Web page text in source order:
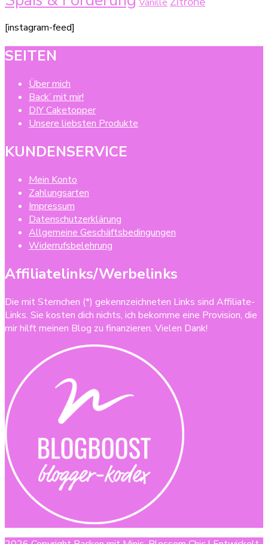
[instagram-feed]
SEITEN
Über mich
Back’ mit mir!
DIY Caketopper
Unsere liebsten Produkte
KUNDENSERVICE
Mein Konto
Zahlungsarten
Impressum
Datenschutzerklärung
Allgemeine Geschäftsbedingungen
Widerrufsbelehrung
Affiliatelinks/Werbelinks
Die mit Sternchen (*) gekennzeichneten Links sind Affiliate-
Links. Sie kosten dich nichts, ich bekomme eine Provision, die
mir hilft meinen Blog zu finanzieren. Vielen Dank!